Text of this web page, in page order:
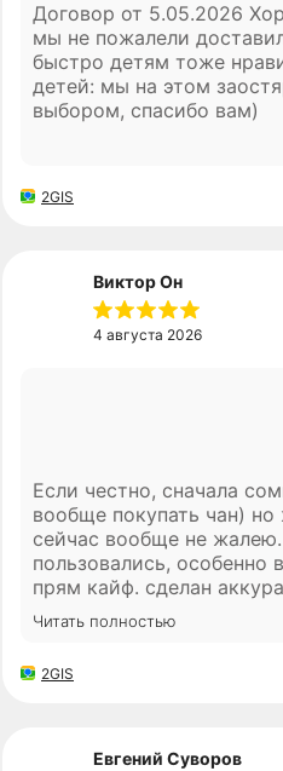
Договор от 5.05.2026
мы не пожалели
быстро детям тоже
детей: мы на этом
выбором, спасибо вам)
2GIS
Виктор Он
4 августа 2026
Если честно, сначала
вообще покупать чан) но
сейчас вообще не
пользовались, особенно
прям кайф. сделан
ничего нигде не люфтит.
все как договаривались.
очень хорошие) надеюсь
вообще никаких вопросов
Читать полностью
2GIS
Евгений Суворов